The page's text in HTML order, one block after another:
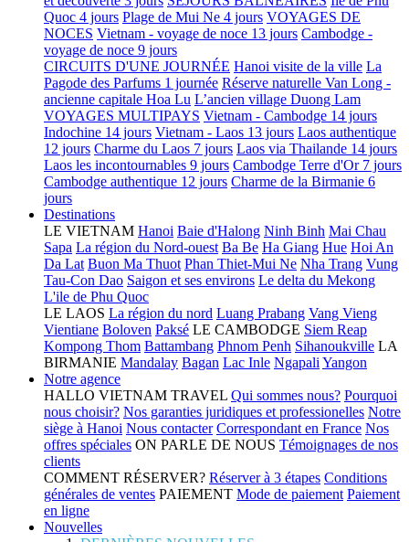
Quoc 4 jours Plage de Mui Ne 4 jours VOYAGES DE
NOCES Vietnam - voyage de noce 13 jours Cambodge -
voyage de noce 9 jours
CIRCUITS D'UNE JOURNÉE Hanoi visite de la ville La
Pagode des Parfums 1 journée Réserve naturelle Van Long -
ancienne capitale Hoa Lu L’ancien village Duong Lam
VOYAGES MULTIPAYS Vietnam - Cambodge 14 jours
Indochine 14 jours Vietnam - Laos 13 jours Laos authentique
12 jours Charme du Laos 7 jours Laos via Thailande 14 jours
Laos les incontournables 9 jours Cambodge Terre d'Or 7 jours
Cambodge authentique 12 jours Charme de la Birmanie 6
jours
Destinations
LE VIETNAM Hanoi Baie d'Halong Ninh Binh Mai Chau
Sapa La région du Nord-ouest Ba Be Ha Giang Hue Hoi An
Da Lat Buon Ma Thuot Phan Thiet-Mui Ne Nha Trang Vung
Tau-Con Dao Saigon et ses environs Le delta du Mekong
L'ile de Phu Quoc
LE LAOS La région du nord Luang Prabang Vang Vieng
Vientiane Boloven Paksé LE CAMBODGE Siem Reap
Kompong Thom Battambang Phnom Penh Sihanoukville LA
BIRMANIE Mandalay Bagan Lac Inle Ngapali Yangon
Notre agence
HALLO VIETNAM TRAVEL Qui sommes nous? Pourquoi
nous choisir? Nos garanties juridiques et professionelles Notre
siège à Hanoi Nous contacter Correspondant en France Nos
offres spéciales ON PARLE DE NOUS Témoignages de nos
clients
COMMENT RÉSERVER? Réserver à 3 étapes Conditions
générales de ventes PAIEMENT Mode de paiement Paiement
en ligne
Nouvelles